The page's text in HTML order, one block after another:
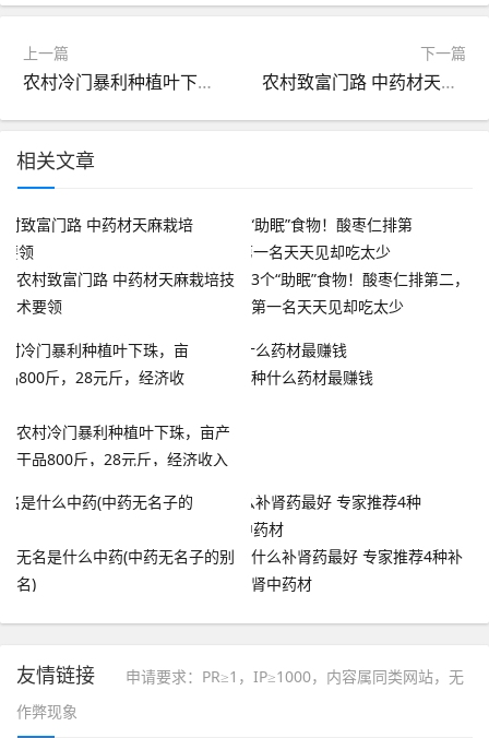
上一篇
农村冷门暴利种植叶下珠，亩产干品800斤，28元斤，经济收入高
下一篇
农村致富门路 中药材天麻栽培技术要领
相关文章
农村致富门路 中药材天麻栽培技
术要领
3个“助眠”食物！酸枣仁排第二，
第一名天天见却吃太少
农村冷门暴利种植叶下珠，亩产
干品800斤，28元斤，经济收入
种什么药材最赚钱
无名是什么中药(中药无名子的别
名)
什么补肾药最好 专家推荐4种补
肾中药材
友情链接
申请要求：PR≥1，IP≥1000，内容属同类网站，无
作弊现象